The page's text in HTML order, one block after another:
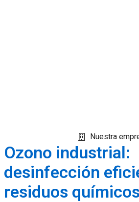
Nuestra
Ozono industrial:
desinfección
residuos químicos